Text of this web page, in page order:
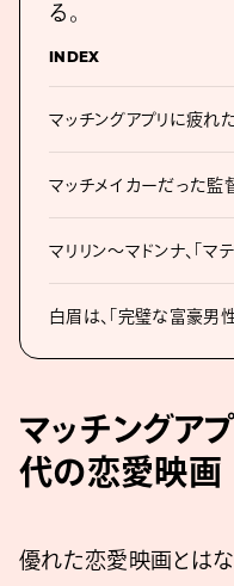
る。
INDEX
マッチングアプリに疲
マッチメイカーだった
マリリン〜マドンナ、「マ
白眉は、「完璧な富豪男
マッチングア
代の恋愛映画
優れた恋愛映画とは